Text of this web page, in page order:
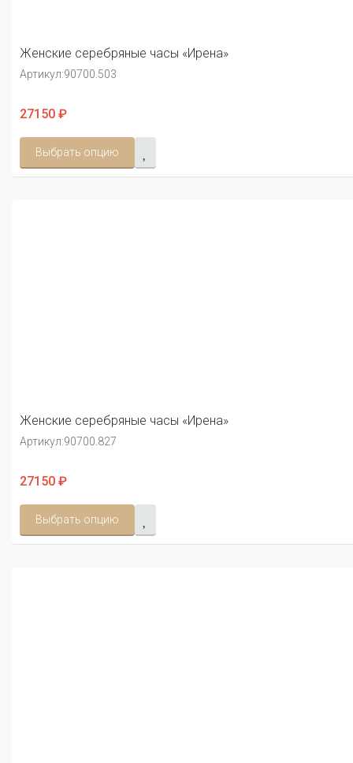
Женские серебряные часы «Ирена»
Артикул:90700.503
27150 ₽
Выбрать опцию
Женские серебряные часы «Ирена»
Артикул:90700.827
27150 ₽
Выбрать опцию